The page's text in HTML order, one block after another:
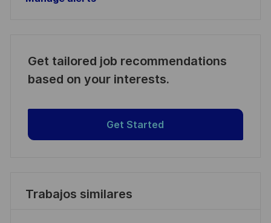
Get tailored job recommendations
based on your interests.
Get Started
Trabajos similares